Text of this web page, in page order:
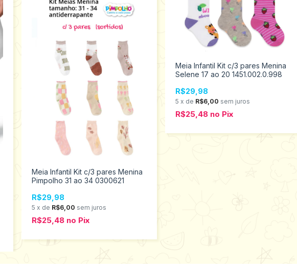
Meia Infantil Kit c/3 pares Menina
Pimpolho 31 ao 34 0300621
R$29,98
5 x de R$6,00 sem juros
R$25,48 no Pix
Meia Infantil Kit c/3 pares Menina
Selene 17 ao 20 1451.002.0.998
R$29,98
5 x de R$6,00 sem juros
R$25,48 no Pix